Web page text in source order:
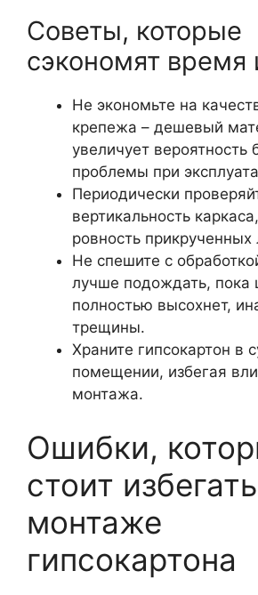
Советы, которые
сэкономят время
Не экономьте на
крепежа – дешевый
увеличует вероятность
проблемы при
Периодически
вертикальность
ровность прикрученных
Не спешите с
лучше подождать, пока
полностью высохнет,
трещины.
Храните гипсокартон в
помещении, избегая
монтажа.
Ошибки,
стоит
монтаже
гипсокартона